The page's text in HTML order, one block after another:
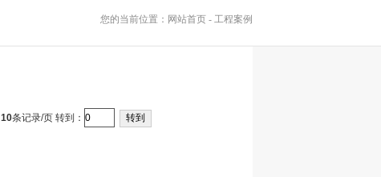
您的当前位置： 网站首页 - 工程案例
10条记录/页 转到：